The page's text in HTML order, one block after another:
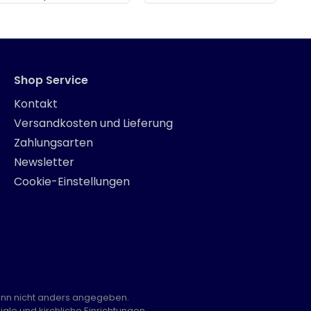
Shop Service
Kontakt
Versandkosten und Lieferung
Zahlungsarten
Newsletter
Cookie-Einstellungen
nicht anders angegeben.